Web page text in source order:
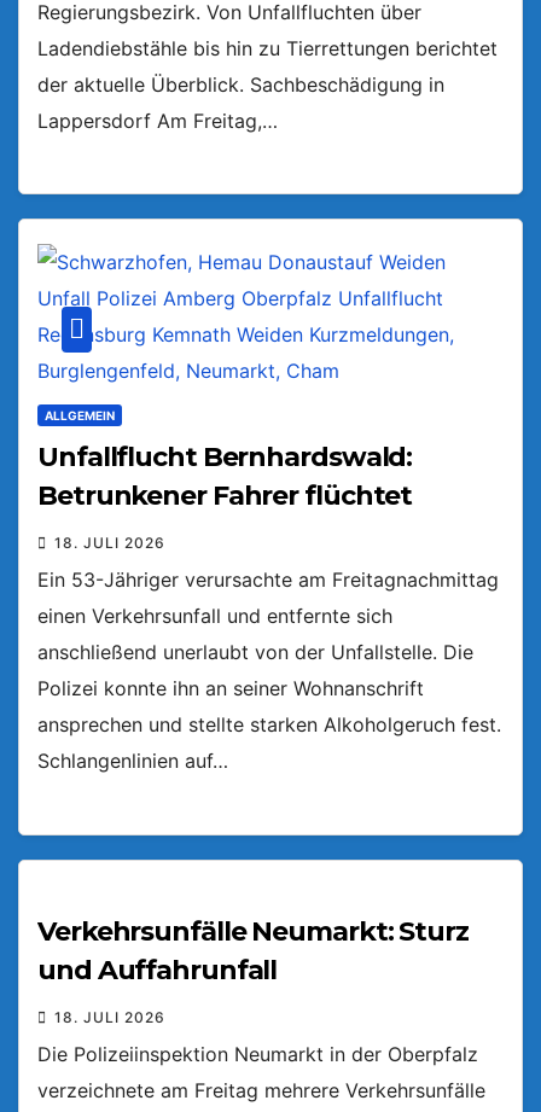
Regierungsbezirk. Von Unfallfluchten über
Ladendiebstähle bis hin zu Tierrettungen berichtet
der aktuelle Überblick. Sachbeschädigung in
Lappersdorf Am Freitag,…
ALLGEMEIN
Unfallflucht Bernhardswald:
Betrunkener Fahrer flüchtet
18. JULI 2026
Ein 53-Jähriger verursachte am Freitagnachmittag
einen Verkehrsunfall und entfernte sich
anschließend unerlaubt von der Unfallstelle. Die
Polizei konnte ihn an seiner Wohnanschrift
ansprechen und stellte starken Alkoholgeruch fest.
Schlangenlinien auf…
Verkehrsunfälle Neumarkt: Sturz
und Auffahrunfall
18. JULI 2026
Die Polizeiinspektion Neumarkt in der Oberpfalz
verzeichnete am Freitag mehrere Verkehrsunfälle